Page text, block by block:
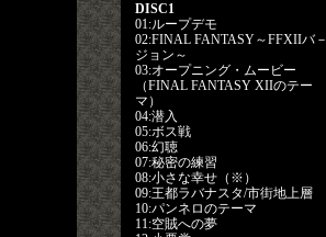
DISC1
01:ループデモ
02:FINAL FANTASY～FFXIIバ－
ジョン～
03:オープニング・ムービー
（FINAL FANTASY XIIのテー
マ）
04:潜入
05:ボス戦
06:幻聴
07:秘密の練習
08:小さな幸せ（※）
09:王都ラバナスタ/市街地上層
10:パンネロのテーマ
11:空賊への夢